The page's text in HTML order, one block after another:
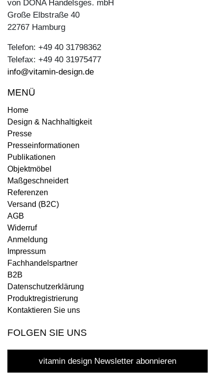
von DONA Handelsges. mbH
Große Elbstraße 40
22767 Hamburg
Telefon: +49 40 31798362
Telefax: +49 40 31975477
info@vitamin-design.de
MENÜ
Home
Design & Nachhaltigkeit
Presse
Presseinformationen
Publikationen
Objektmöbel
Maßgeschneidert
Referenzen
Versand (B2C)
AGB
Widerruf
Anmeldung
Impressum
Fachhandelspartner
B2B
Datenschutzerklärung
Produktregistrierung
Kontaktieren Sie uns
FOLGEN SIE UNS
vitamin design Newsletter abonnieren